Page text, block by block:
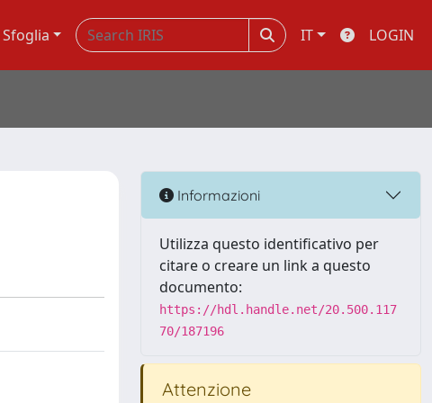
Sfoglia IT LOGIN
Informazioni
Utilizza questo identificativo per
citare o creare un link a questo
documento:
https://hdl.handle.net/20.500.117
70/187196
Attenzione